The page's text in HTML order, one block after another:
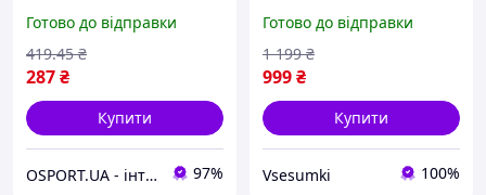
Profi (MS 2019)
Готово до відправки
287₴
419.45 ₴
Купити
OSPORT.UA - інтернет магазин спортивних товарів 97%
нордичної спортивної
ходьби NILS Extreme NW
607 Red
Готово до відправки
999₴
1 199 ₴
Купити
Vsesumki 100%